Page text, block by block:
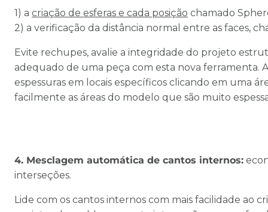
1) a criação de esferas e cada posição chamado
2) a verificação da distância normal entre as faces,
Evite rechupes, avalie a integridade do projeto
adequado de uma peça com esta nova ferramenta.
espessuras em locais específicos clicando em uma
facilmente as áreas do modelo que são muito
4. Mesclagem automática de cantos internos:
interseções.
Lide com os cantos internos com mais facilidade ao